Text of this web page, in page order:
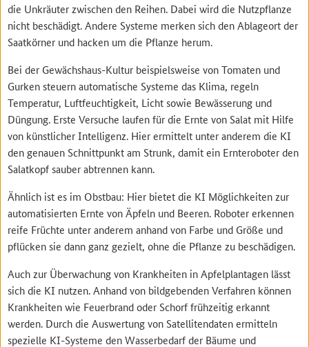
die Unkräuter zwischen den Reihen. Dabei wird die Nutzpflanze
nicht beschädigt. Andere Systeme merken sich den Ablageort der
Saatkörner und hacken um die Pflanze herum.
Bei der Gewächshaus-Kultur beispielsweise von Tomaten und
Gurken steuern automatische Systeme das Klima, regeln
Temperatur, Luftfeuchtigkeit, Licht sowie Bewässerung und
Düngung. Erste Versuche laufen für die Ernte von Salat mit Hilfe
von künstlicher Intelligenz. Hier ermittelt unter anderem die KI
den genauen Schnittpunkt am Strunk, damit ein Ernteroboter den
Salatkopf sauber abtrennen kann.
Ähnlich ist es im Obstbau: Hier bietet die KI Möglichkeiten zur
automatisierten Ernte von Äpfeln und Beeren. Roboter erkennen
reife Früchte unter anderem anhand von Farbe und Größe und
pflücken sie dann ganz gezielt, ohne die Pflanze zu beschädigen.
Auch zur Überwachung von Krankheiten in Apfelplantagen lässt
sich die KI nutzen. Anhand von bildgebenden Verfahren können
Krankheiten wie Feuerbrand oder Schorf frühzeitig erkannt
werden. Durch die Auswertung von Satellitendaten ermitteln
spezielle KI-Systeme den Wasserbedarf der Bäume und